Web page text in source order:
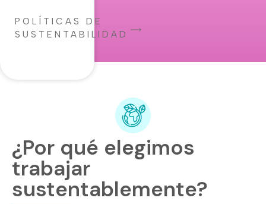
POLÍTICAS DE
SUSTENTABILIDAD
¿Por qué elegimos
trabajar
sustentablemente?